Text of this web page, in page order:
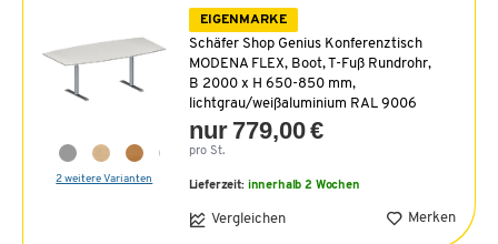
2 weitere Varianten
EIGENMARKE
Schäfer Shop Genius Konferenztisch
MODENA FLEX, Boot, T-Fuß Rundrohr,
B 2000 x H 650-850 mm,
lichtgrau/weißaluminium RAL 9006
nur 779,00 €
pro St.
Lieferzeit: innerhalb 2 Wochen
Vergleichen Merken